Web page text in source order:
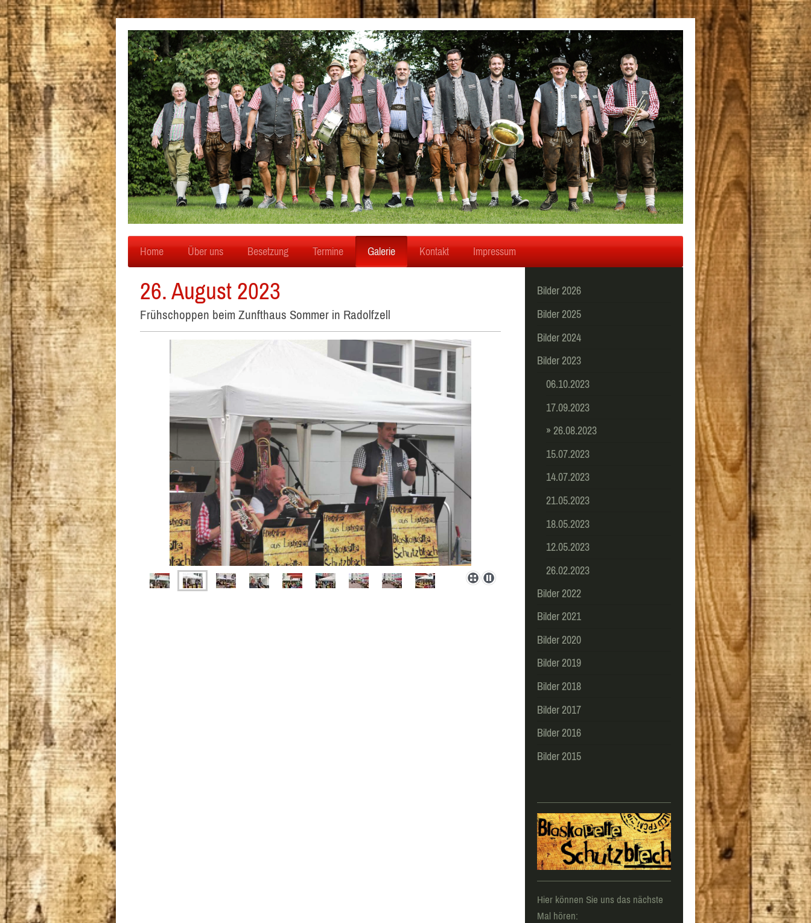
Home Über uns Besetzung Termine Galerie Kontakt Impressum
26. August 2023
Frühschoppen beim Zunfthaus Sommer in Radolfzell
Bilder 2026
Bilder 2025
Bilder 2024
Bilder 2023
06.10.2023
17.09.2023
26.08.2023
15.07.2023
14.07.2023
21.05.2023
18.05.2023
12.05.2023
26.02.2023
Bilder 2022
Bilder 2021
Bilder 2020
Bilder 2019
Bilder 2018
Bilder 2017
Bilder 2016
Bilder 2015
Hier können Sie uns das nächste
Mal hören: